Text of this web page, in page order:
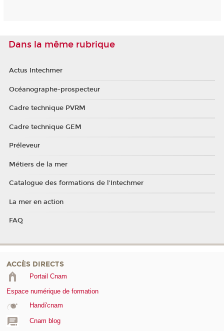
Dans la même rubrique
Actus Intechmer
Océanographe-prospecteur
Cadre technique PVRM
Cadre technique GEM
Préleveur
Métiers de la mer
Catalogue des formations de l'Intechmer
La mer en action
FAQ
ACCÈS DIRECTS
Portail Cnam
Espace numérique de formation
Handi'cnam
Cnam blog